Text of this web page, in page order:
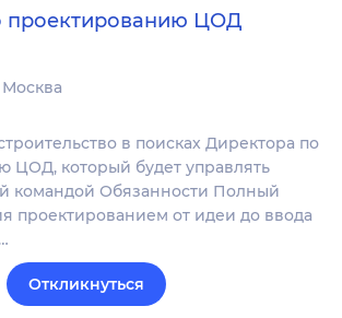
проектированию ЦОД
Москва
в поисках Директора по
ЦОД, который будет управлять
командой Обязанности Полный
проектированием от идеи до ввода
Откликнуться